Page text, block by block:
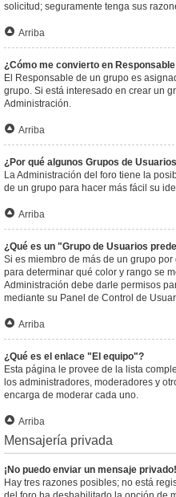
solicitud; seguramente tenga sus
Arriba
¿Cómo me convierto en
El Responsable de un grupo es
grupo. Si está interesado en crear un
Administración.
Arriba
¿Por qué algunos Grupos de
La Administración del foro tiene la
de un grupo para hacer más fácil su
Arriba
¿Qué es un "Grupo de Usuarios
Si es miembro de más de un grupo
para determinar qué color y rango se
Administración debe darle permisos
mediante su Panel de Control de
Arriba
¿Qué es el enlace "El equipo"?
Esta página le provee de la lista
los administradores, moderadores y
encarga de moderar cada uno.
Arriba
Mensajería privada
¡No puedo enviar un mensaje privado!
Hay tres razones posibles; no está